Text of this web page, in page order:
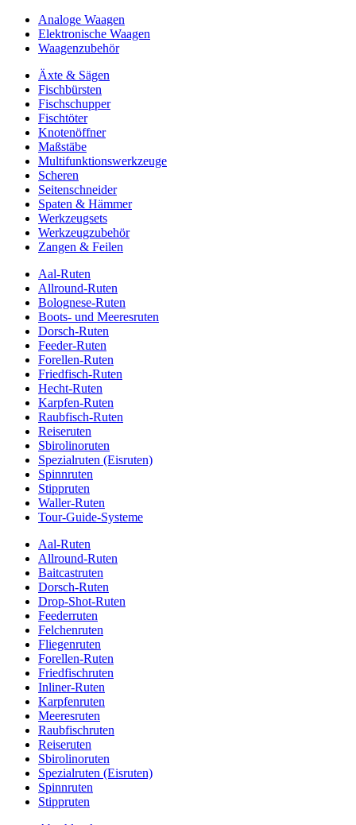
Analoge Waagen
Elektronische Waagen
Waagenzubehör
Äxte & Sägen
Fischbürsten
Fischschupper
Fischtöter
Knotenöffner
Maßstäbe
Multifunktionswerkzeuge
Scheren
Seitenschneider
Spaten & Hämmer
Werkzeugsets
Werkzeugzubehör
Zangen & Feilen
Aal-Ruten
Allround-Ruten
Bolognese-Ruten
Boots- und Meeresruten
Dorsch-Ruten
Feeder-Ruten
Forellen-Ruten
Friedfisch-Ruten
Hecht-Ruten
Karpfen-Ruten
Raubfisch-Ruten
Reiseruten
Sbirolinoruten
Spezialruten (Eisruten)
Spinnruten
Stippruten
Waller-Ruten
Tour-Guide-Systeme
Aal-Ruten
Allround-Ruten
Baitcastruten
Dorsch-Ruten
Drop-Shot-Ruten
Feederruten
Felchenruten
Fliegenruten
Forellen-Ruten
Friedfischruten
Inliner-Ruten
Karpfenruten
Meeresruten
Raubfischruten
Reiseruten
Sbirolinoruten
Spezialruten (Eisruten)
Spinnruten
Stippruten